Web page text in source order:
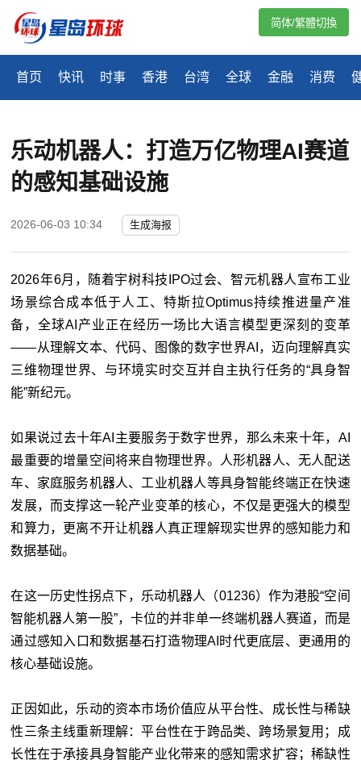
首页 快讯 时事 香港 台湾 全球 金融 消费
简体/繁體切換
乐动机器人：打造万亿物理AI赛道
的感知基础设施
2026-06-03 10:34 生成海报
2026年6月，随着宇树科技IPO过会、智元机器人宣布工业
场景综合成本低于人工、特斯拉Optimus持续推进量产准
备，全球AI产业正在经历一场比大语言模型更深刻的变革
——从理解文本、代码、图像的数字世界AI，迈向理解真实
三维物理世界、与环境实时交互并自主执行任务的“具身智
能”新纪元。
如果说过去十年AI主要服务于数字世界，那么未来十年，AI
最重要的增量空间将来自物理世界。人形机器人、无人配送
车、家庭服务机器人、工业机器人等具身智能终端正在快速
发展，而支撑这一轮产业变革的核心，不仅是更强大的模型
和算力，更离不开让机器人真正理解现实世界的感知能力和
数据基础。
在这一历史性拐点下，乐动机器人（01236）作为港股“空间
智能机器人第一股”，卡位的并非单一终端机器人赛道，而是
通过感知入口和数据基石打造物理AI时代更底层、更通用的
核心基础设施。
正因如此，乐动的资本市场价值应从平台性、成长性与稀缺
性三条主线重新理解：平台性在于跨品类、跨场景复用；成
长性在于承接具身智能产业化带来的感知需求扩容；稀缺性